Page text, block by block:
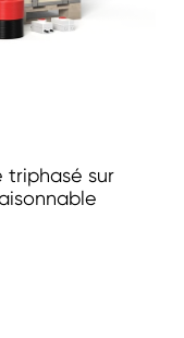
triphasé sur